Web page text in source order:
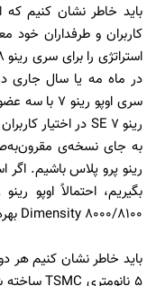
کاربران و طرفداران خود
در ماه مه یا سال جاری
Dimensity 8000/8100 بهره خواهند برد.
باید خاطر نشان کنیم هر